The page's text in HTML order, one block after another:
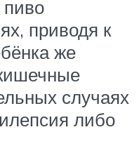
пиво
приводя к
же
случаях
либо